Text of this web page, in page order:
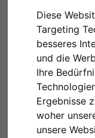
Diese
Targeting
besseres
und die
Ihre
Ergebnisse
woher
unsere